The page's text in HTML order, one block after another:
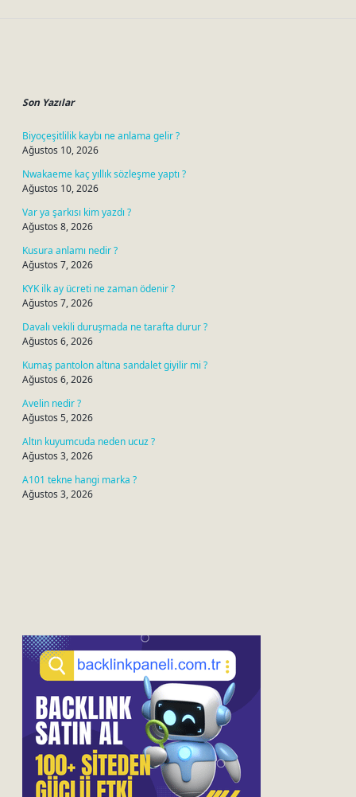
Son Yazılar
Biyoçeşitlilik kaybı ne anlama gelir ?
Ağustos 10, 2026
Nwakaeme kaç yıllık sözleşme yaptı ?
Ağustos 10, 2026
Var ya şarkısı kim yazdı ?
Ağustos 8, 2026
Kusura anlamı nedir ?
Ağustos 7, 2026
KYK ilk ay ücreti ne zaman ödenir ?
Ağustos 7, 2026
Davalı vekili duruşmada ne tarafta durur ?
Ağustos 6, 2026
Kumaş pantolon altına sandalet giyilir mi ?
Ağustos 6, 2026
Avelin nedir ?
Ağustos 5, 2026
Altın kuyumcuda neden ucuz ?
Ağustos 3, 2026
A101 tekne hangi marka ?
Ağustos 3, 2026